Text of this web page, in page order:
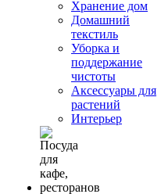
Хранение дом
Домашний
текстиль
Уборка и
поддержание
чистоты
Аксессуары для
растений
Интерьер